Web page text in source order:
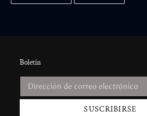
FACEBOOK
TWITTER
Boletín
SUSCRIBIRSE